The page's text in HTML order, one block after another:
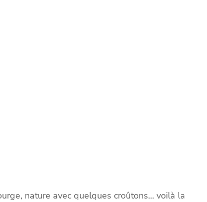
nature avec quelques croûtons… voilà la